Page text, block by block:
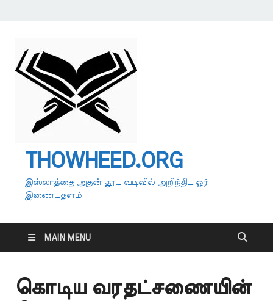
THOWHEED.ORG
இஸ்லாத்தை அதன் தூய வடிவில் அறிந்திட ஓர்
இணையதளம்
MAIN MENU
கொடிய வரதட்சணையின்